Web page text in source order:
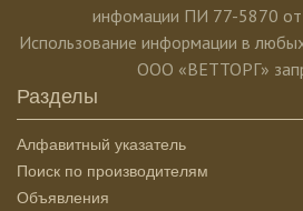
инфомации ПИ 77-5870 от
Использование информации в
ООО «ВЕТТОРГ»
Разделы
Алфавитный указатель
Поиск по производителям
Объявления